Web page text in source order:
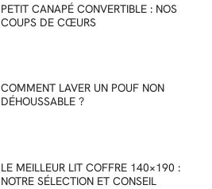
PETIT CANAPÉ CONVERTIBLE : NOS
COUPS DE CŒURS
COMMENT LAVER UN POUF NON
DÉHOUSSABLE ?
LE MEILLEUR LIT COFFRE 140×190 :
NOTRE SÉLECTION ET CONSEIL